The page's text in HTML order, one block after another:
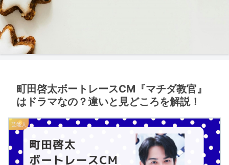
町田啓太ボートレースCM『マチダ教官』
はドラマなの？違いと見どころを解説！
芸能人